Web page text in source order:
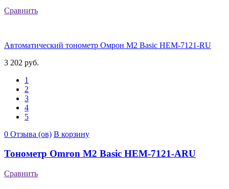
Сравнить
Автоматический тонометр Омрон М2 Basic HEM-7121-RU
3 202 руб.
1
2
3
4
5
0 Отзыва (ов) В корзину
Тонометр Omron M2 Basic HEM-7121-ARU
Сравнить